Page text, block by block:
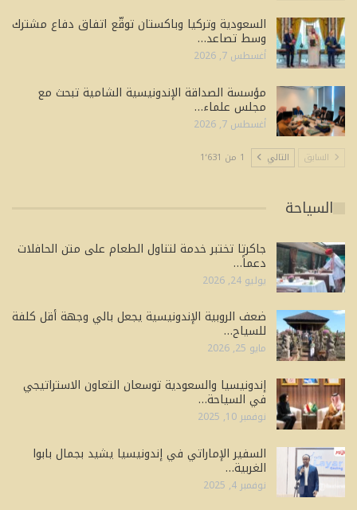
السعودية وتركيا وباكستان توقّع اتفاق دفاع مشترك
وسط تصاعد…
أغسطس 7, 2026
مؤسسة الصداقة الإندونيسية الشامية تبحث مع
مجلس علماء…
أغسطس 7, 2026
السابق التالي 1 من 1٬631
السياحة
جاكرتا تختبر خدمة لتناول الطعام على متن الحافلات
دعماً…
يوليو 24, 2026
ضعف الروبية الإندونيسية يجعل بالي وجهة أقل كلفة
للسياح…
مايو 25, 2026
إندونيسيا والسعودية توسعان التعاون الاستراتيجي
في السياحة…
نوفمبر 10, 2025
السفير الإماراتي في إندونيسيا يشيد بجمال بابوا
الغربية…
نوفمبر 4, 2025